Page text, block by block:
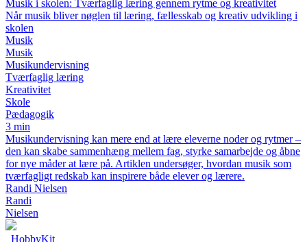
Musik i skolen: Tværfaglig læring gennem rytme og kreativitet
Når musik bliver nøglen til læring, fællesskab og kreativ udvikling i
skolen
Musik
Musik
Musikundervisning
Tværfaglig læring
Kreativitet
Skole
Pædagogik
3 min
Musikundervisning kan mere end at lære eleverne noder og rytmer –
den kan skabe sammenhæng mellem fag, styrke samarbejde og åbne
for nye måder at lære på. Artiklen undersøger, hvordan musik som
tværfagligt redskab kan inspirere både elever og lærere.
Randi Nielsen
Randi
Nielsen
HobbyKit